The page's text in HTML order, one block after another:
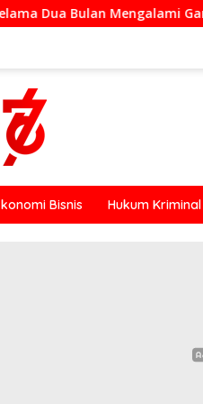
Gangguan, Tower
Bisnis Hukum Kriminal